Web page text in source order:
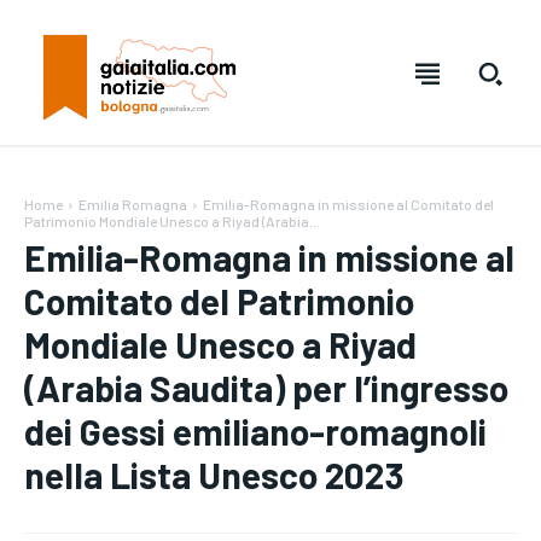
Testo: A- Reset A+
Testo: A- Reset A+
Home Emilia Romagna
Emilia-Romagna in missione al Comitato del
Patrimonio Mondiale Unesco a Riyad (Arabia...
Emilia-Romagna in missione al
Comitato del Patrimonio
Mondiale Unesco a Riyad
(Arabia Saudita) per l’ingresso
dei Gessi emiliano-romagnoli
nella Lista Unesco 2023